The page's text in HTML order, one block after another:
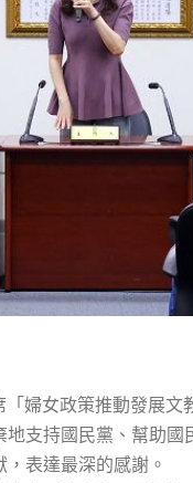
婦女政策推動發展
支持國民黨、幫助
表達最深的感謝。